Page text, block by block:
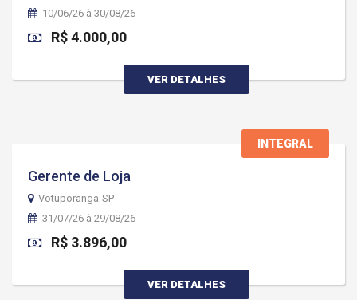
10/06/26 à 30/08/26
R$ 4.000,00
VER DETALHES
INTEGRAL
Gerente de Loja
Votuporanga-SP
31/07/26 à 29/08/26
R$ 3.896,00
VER DETALHES